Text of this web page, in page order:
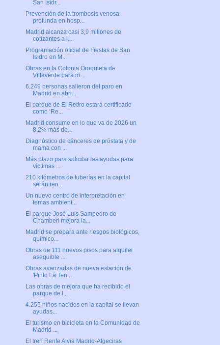
San Isidr...
Prevención de la trombosis venosa
profunda en hosp...
Madrid alcanza casi 3,9 millones de
cotizantes a l...
Programación oficial de Fiestas de San
Isidro en M...
Obras en la Colonia Oroquieta de
Villaverde para m...
6.249 personas salieron del paro en
Madrid en abri...
El parque de El Retiro estará certificado
como ‘Re...
Madrid consume en lo que va de 2026 un
8,2% más de...
Diagnóstico de cánceres de próstata y de
mama con ...
Más plazo para solicitar las ayudas para
víctimas ...
210 kilómetros de tuberías en la capital
serán ren...
Un nuevo centro de interpretación en
temas ambient...
El parque José Luis Sampedro de
Chamberí mejora la...
Madrid se prepara ante riesgos biológicos,
químico...
Obras de 111 nuevos pisos para alquiler
asequible ...
Obras avanzadas de nueva estación de
'Pinto La Ten...
Las obras de mejora que ha recibido el
parque de l...
4.255 niños nacidos en la capital se llevan
ayudas...
El turismo en bicicleta en la Comunidad de
Madrid ...
El tren Renfe Alvia Madrid-Algeciras